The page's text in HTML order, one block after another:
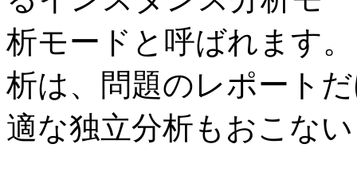
析モードと呼ばれます
析は、問題のレポート
適な独立分析もおこな